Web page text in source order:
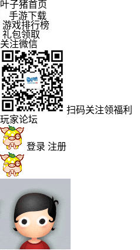
叶子猪首页
手游下载
游戏排行榜
礼包领取
关注微信
扫码关注领福利
玩家论坛
登录 注册